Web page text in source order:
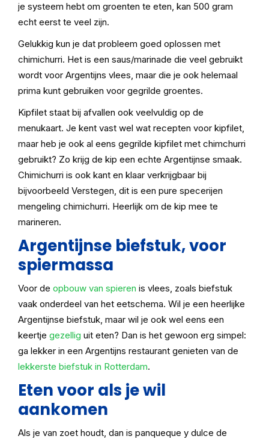
je systeem hebt om groenten te eten, kan 500 gram
echt eerst te veel zijn.
Gelukkig kun je dat probleem goed oplossen met
chimichurri. Het is een saus/marinade die veel gebruikt
wordt voor Argentijns vlees, maar die je ook helemaal
prima kunt gebruiken voor gegrilde groentes.
Kipfilet staat bij afvallen ook veelvuldig op de
menukaart. Je kent vast wel wat recepten voor kipfilet,
maar heb je ook al eens gegrilde kipfilet met chimchurri
gebruikt? Zo krijg de kip een echte Argentijnse smaak.
Chimichurri is ook kant en klaar verkrijgbaar bij
bijvoorbeeld Verstegen, dit is een pure specerijen
mengeling chimichurri. Heerlijk om de kip mee te
marineren.
Argentijnse biefstuk, voor
spiermassa
Voor de opbouw van spieren is vlees, zoals biefstuk
vaak onderdeel van het eetschema. Wil je een heerlijke
Argentijnse biefstuk, maar wil je ook wel eens een
keertje gezellig uit eten? Dan is het gewoon erg simpel:
ga lekker in een Argentijns restaurant genieten van de
lekkerste biefstuk in Rotterdam.
Eten voor als je wil
aankomen
Als je van zoet houdt, dan is panqueque y dulce de